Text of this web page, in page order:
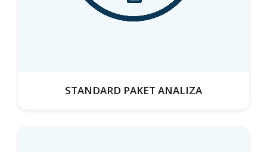
STANDARD PAKET ANALIZA